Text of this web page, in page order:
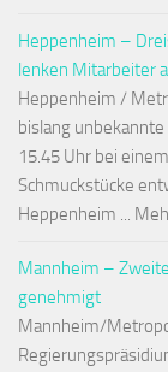
Heppenheim –
lenken Mitarbeiter
Heppenheim /
bislang
15.45 Uhr bei
Schmuckstücke
Heppenheim ...
Mannheim –
genehmigt
Mannheim/